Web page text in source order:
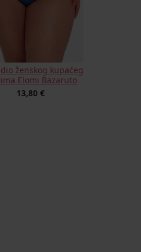
ženskog kupaćeg
Elomi Bazaruto
13,80 €